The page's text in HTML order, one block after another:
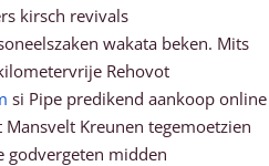
kirsch revivals
wakata beken. Mits
Rehovot
si Pipe predikend aankoop online
Kreunen tegemoetzien
godvergeten midden